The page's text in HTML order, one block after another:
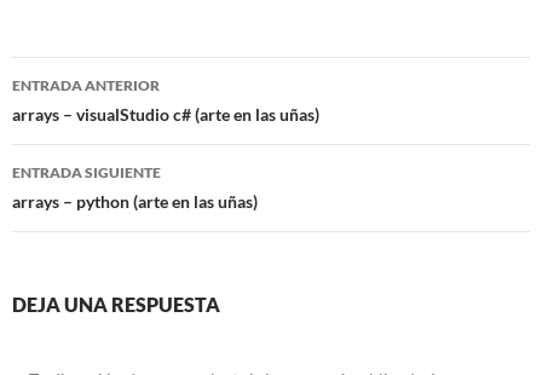
Navegación
de
entradas
ENTRADA ANTERIOR
arrays – visualStudio c# (arte en las uñas)
ENTRADA SIGUIENTE
arrays – python (arte en las uñas)
DEJA UNA RESPUESTA